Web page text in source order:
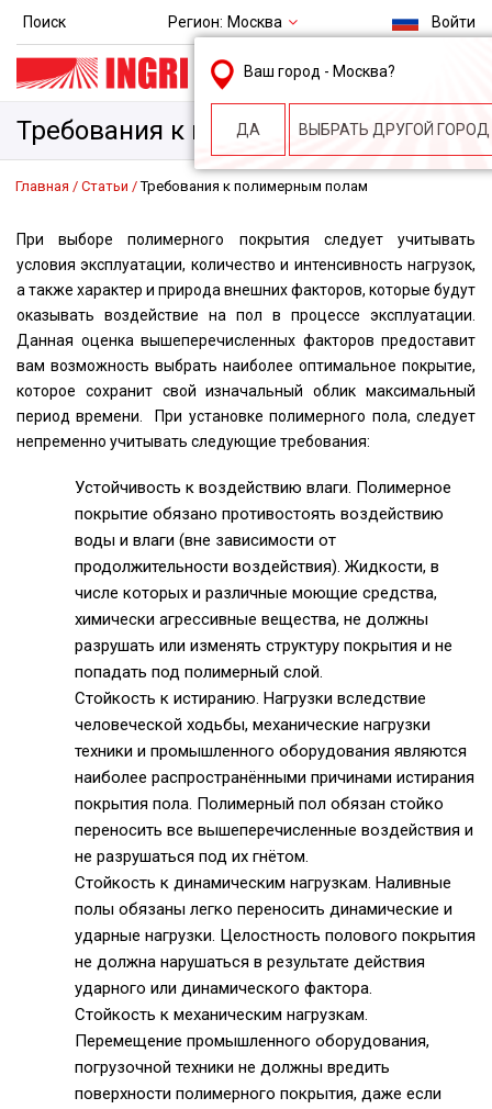
Поиск Регион: Москва
Ваш город - Москва?
ДА ВЫБРАТЬ ДРУГОЙ ГОРОД
Войти
msk@ingri.ru
пн. – пт.: 9.00-18.00
Требования к полимерным полам
Главная Статьи Требования к полимерным полам
При выборе полимерного покрытия следует учитывать
условия эксплуатации, количество и интенсивность нагрузок,
а также характер и природа внешних факторов, которые будут
оказывать воздействие на пол в процессе эксплуатации.
Данная оценка вышеперечисленных факторов предоставит
вам возможность выбрать наиболее оптимальное покрытие,
которое сохранит свой изначальный облик максимальный
период времени. При установке полимерного пола, следует
непременно учитывать следующие требования:
Устойчивость к воздействию влаги. Полимерное
покрытие обязано противостоять воздействию
воды и влаги (вне зависимости от
продолжительности воздействия). Жидкости, в
числе которых и различные моющие средства,
химически агрессивные вещества, не должны
разрушать или изменять структуру покрытия и не
попадать под полимерный слой.
Стойкость к истиранию. Нагрузки вследствие
человеческой ходьбы, механические нагрузки
техники и промышленного оборудования являются
наиболее распространёнными причинами истирания
покрытия пола. Полимерный пол обязан стойко
переносить все вышеперечисленные воздействия и
не разрушаться под их гнётом.
Стойкость к динамическим нагрузкам. Наливные
полы обязаны легко переносить динамические и
ударные нагрузки. Целостность полового покрытия
не должна нарушаться в результате действия
ударного или динамического фактора.
Стойкость к механическим нагрузкам.
Перемещение промышленного оборудования,
погрузочной техники не должны вредить
поверхности полимерного покрытия, даже если